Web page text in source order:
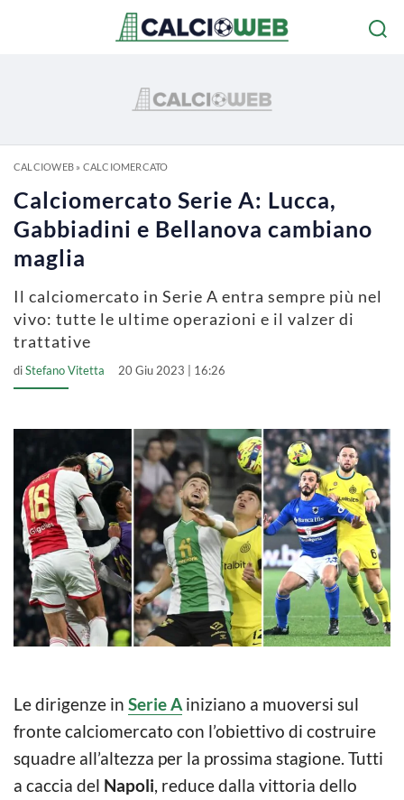
CALCIOWEB» CALCIOMERCATO
Calciomercato Serie A: Lucca,
Gabbiadini e Bellanova cambiano
maglia
Il calciomercato in Serie A entra sempre più nel
vivo: tutte le ultime operazioni e il valzer di
trattative
diStefano Vitetta 20 Giu 2023 | 16:26
Le dirigenze in Serie A iniziano a muoversi sul
fronte calciomercato con l’obiettivo di costruire
squadre all’altezza per la prossima stagione. Tutti
a caccia del Napoli, reduce dalla vittoria dello